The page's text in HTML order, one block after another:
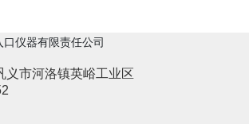
巩义市河洛镇英峪工业区